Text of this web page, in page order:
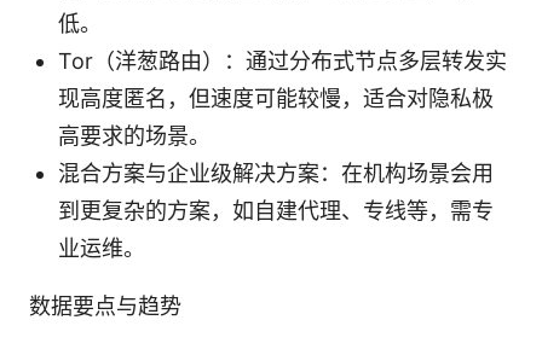
低。
Tor（洋葱路由）：通过分布式节点多层转发实
现高度匿名，但速度可能较慢，适合对隐私极
高要求的场景。
混合方案与企业级解决方案：在机构场景会用
到更复杂的方案，如自建代理、专线等，需专
业运维。
数据要点与趋势